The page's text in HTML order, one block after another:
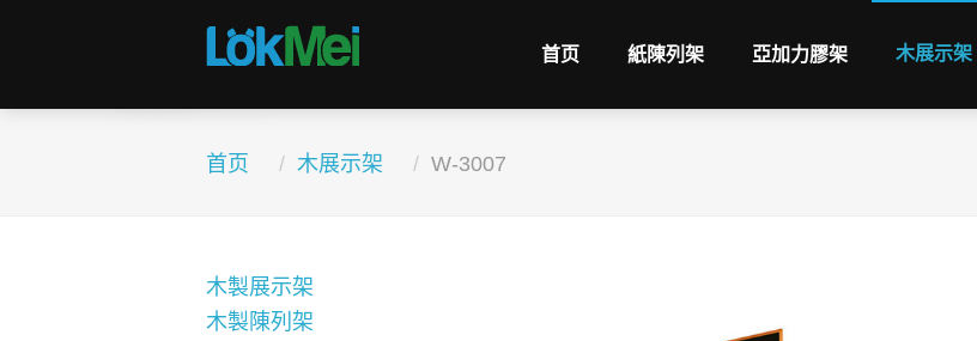
首页 紙陳列架 亞加力膠架 木展示架
首页 木展示架 W-3007
木製展示架
木製陳列架